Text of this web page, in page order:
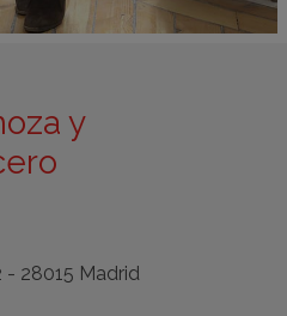
y
- 28015 Madrid